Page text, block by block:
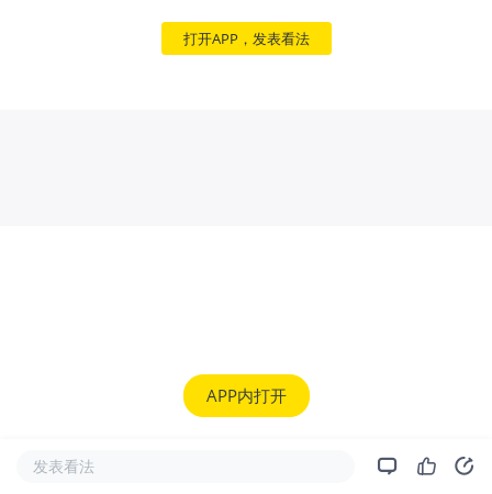
打开APP，发表看法
APP内打开
发表看法